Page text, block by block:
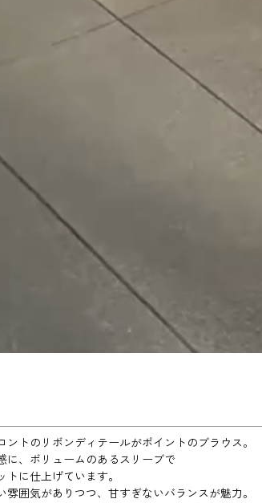
トのリボンディテールがポイントのブラウス。
に、ボリュームのあるスリーブで
に仕上げています。
雰囲気がありつつ、甘すぎないバランスが魅力。